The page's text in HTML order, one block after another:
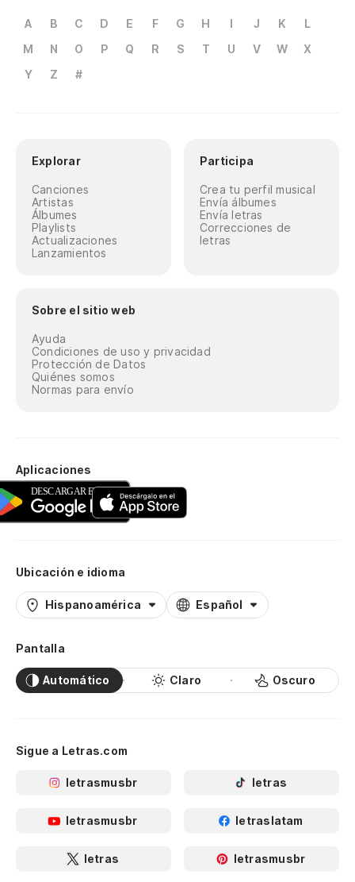
A B C D E F G H I J K
L
M
N O P Q R S T U V W
X
Y
Z #
Explorar
Canciones
Artistas
Álbumes
Playlists
Actualizaciones
Lanzamientos
Participa
Crea tu perfil musical
Envía álbumes
Envía letras
Correcciones de
letras
Sobre el sitio web
Ayuda
Condiciones de uso y privacidad
Protección de Datos
Quiénes somos
Normas para envío
Aplicaciones
Ubicación e idioma
Hispanoamérica Español
Pantalla
Automático Claro Oscuro
Sigue a Letras.com
letrasmusbr letras
letrasmusbr letraslatam
letras letrasmusbr